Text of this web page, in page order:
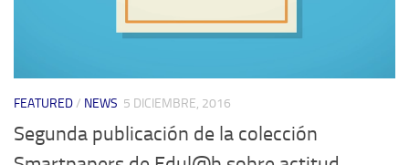
FEATURED/ NEWS 5 DICIEMBRE, 2016
Segunda publicación de la colección